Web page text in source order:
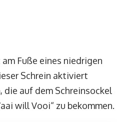
Fuße eines niedrigen
Schrein aktiviert
die auf dem Schreinsockel
will Vooi“ zu bekommen.